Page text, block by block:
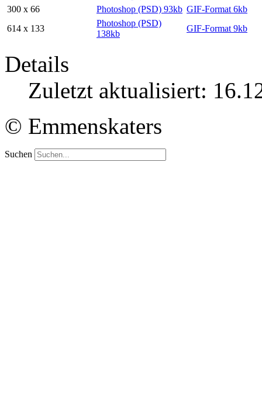
300 x 66
Photoshop (PSD) 93kb GIF-Format 6kb
614 x 133
Photoshop (PSD)
138kb
GIF-Format 9kb
Details
Zuletzt aktualisiert:
© Emmenskaters
Suchen